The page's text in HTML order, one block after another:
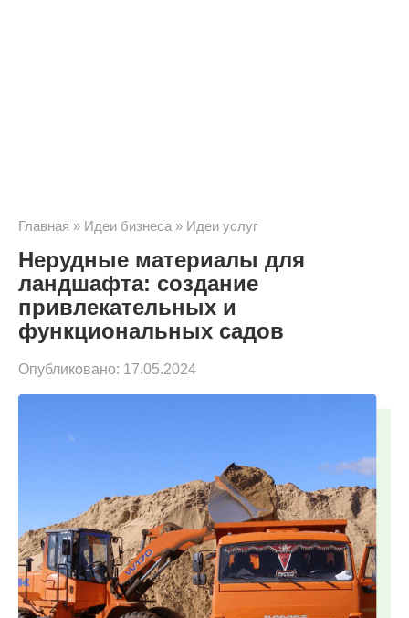
Главная » Идеи бизнеса » Идеи услуг
Нерудные материалы для
ландшафта: создание
привлекательных и
функциональных садов
Опубликовано: 17.05.2024